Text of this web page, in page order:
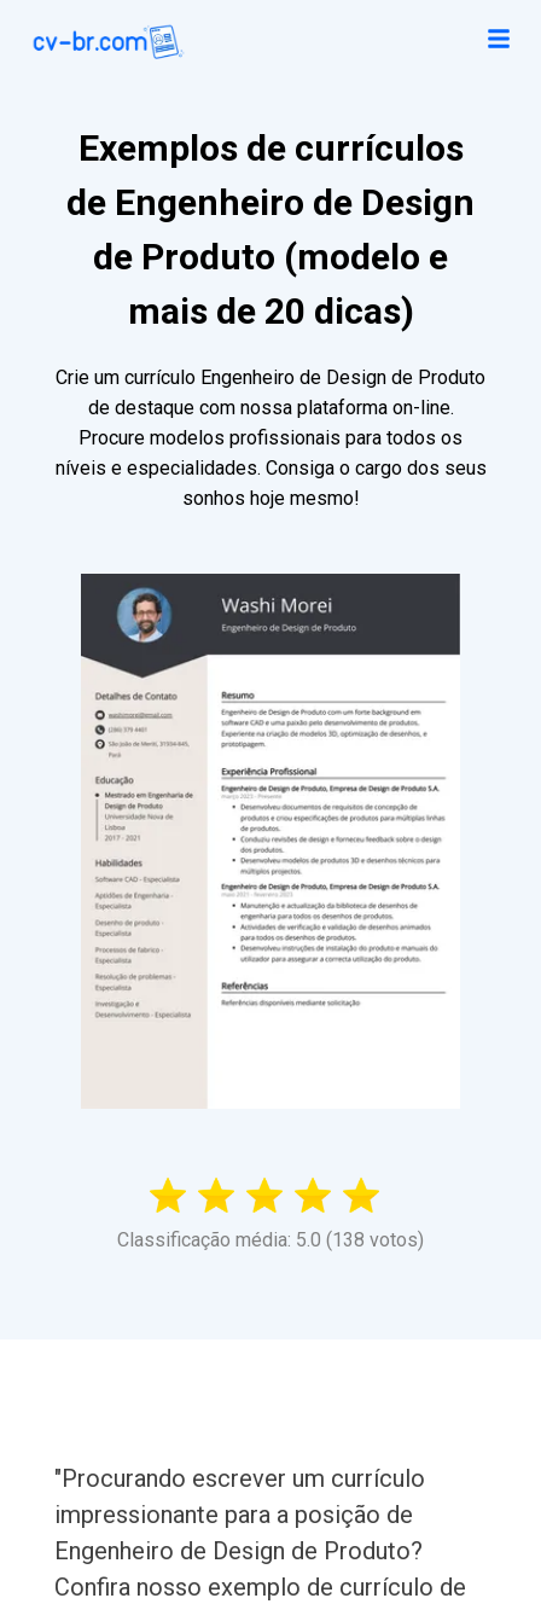
Exemplos de currículos
de Engenheiro de Design
de Produto (modelo e
mais de 20 dicas)
Crie um currículo Engenheiro de Design de Produto
de destaque com nossa plataforma on-line.
Procure modelos profissionais para todos os
níveis e especialidades. Consiga o cargo dos seus
sonhos hoje mesmo!
Classificação média: 5.0 (138 votos)
"Procurando escrever um currículo
impressionante para a posição de
Engenheiro de Design de Produto?
Confira nosso exemplo de currículo de